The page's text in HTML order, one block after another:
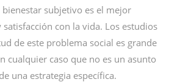
subjetivo es el mejor
con la vida. Los estudios
de este problema social es grande
cualquier caso que no es un asunto
una estrategia específica.